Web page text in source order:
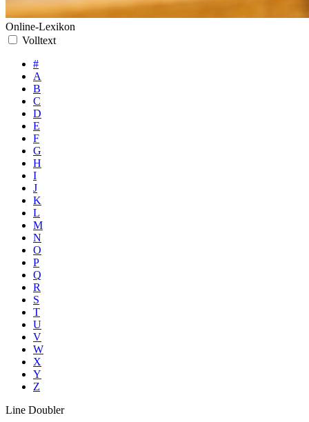
Online-Lexikon
Volltext
#
A
B
C
D
E
F
G
H
I
J
K
L
M
N
O
P
Q
R
S
T
U
V
W
X
Y
Z
Line Doubler